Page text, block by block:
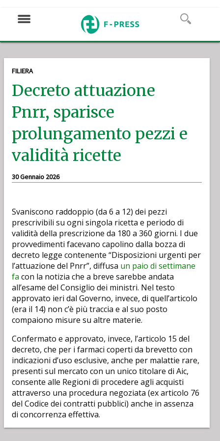
FILIERA
Decreto attuazione
Pnrr, sparisce
prolungamento pezzi e
validità ricette
30 Gennaio 2026
Svaniscono raddoppio (da 6 a 12) dei pezzi
prescrivibili su ogni singola ricetta e periodo di
validità della prescrizione da 180 a 360 giorni. I due
provvedimenti facevano capolino dalla bozza di
decreto legge contenente “Disposizioni urgenti per
l’attuazione del Pnrr”, diffusa un paio di settimane
fa con la notizia che a breve sarebbe andata
all’esame del Consiglio dei ministri. Nel testo
approvato ieri dal Governo, invece, di quell’articolo
(era il 14) non c’è più traccia e al suo posto
compaiono misure su altre materie.
Confermato e approvato, invece, l’articolo 15 del
decreto, che per i farmaci coperti da brevetto con
indicazioni d’uso esclusive, anche per malattie rare,
presenti sul mercato con un unico titolare di Aic,
consente alle Regioni di procedere agli acquisti
attraverso una procedura negoziata (ex articolo 76
del Codice dei contratti pubblici) anche in assenza
di concorrenza effettiva.